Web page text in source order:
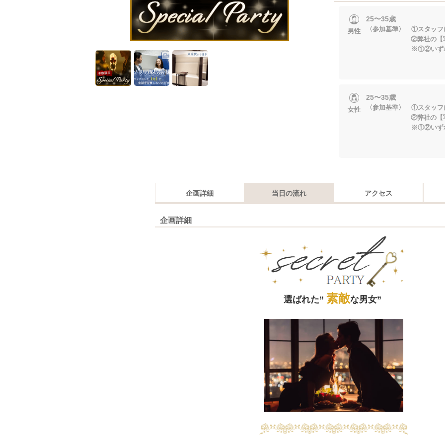
男性
25〜35歳
〈参加基準〉 ①スタッフ
②弊社の【写真審
※①②いずれかに
女性
25〜35歳
〈参加基準〉 ①スタッフ
②弊社の【写真審
※①②いずれかに
企画詳細 当日の流れ アクセス
企画詳細
選ばれた” 素敵な男女”